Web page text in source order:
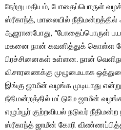
நேற்று மதியம், போதைப்பொருள்
ஸ்ரீகாந்த், மாலையில்
ஆஜரானபோது, ​​”போதைப்பொருள்
மகனை நான் கவனித்துக் கொள்ள
பிரச்சினைகள் உள்ளன. நான்
விசாரணைக்கு முழுமையாக
இங்கு ஜாமீன் வழங்க முடியாது
நீதிமன்றத்தில் மட்டுமே ஜாமீன் வழங்க
எழும்பூர் குற்றவியல் நடுவர்
ஸ்ரீகாந்த் ஜாமீன் கோரி